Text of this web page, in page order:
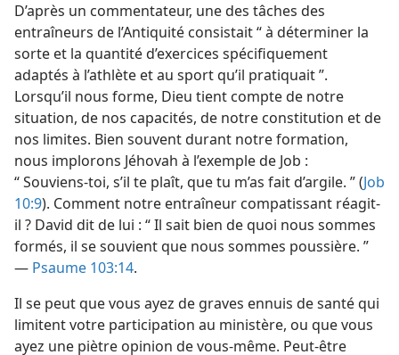
D’après un commentateur, une des tâches des
entraîneurs de l’Antiquité consistait “ à déterminer la
sorte et la quantité d’exercices spécifiquement
adaptés à l’athlète et au sport qu’il pratiquait ”.
Lorsqu’il nous forme, Dieu tient compte de notre
situation, de nos capacités, de notre constitution et de
nos limites. Bien souvent durant notre formation,
nous implorons Jéhovah à l’exemple de Job :
“ Souviens-toi, s’il te plaît, que tu m’as fait d’argile. ” (Job
10:9). Comment notre entraîneur compatissant réagit-
il ? David dit de lui : “ Il sait bien de quoi nous sommes
formés, il se souvient que nous sommes poussière. ”
— Psaume 103:14.
Il se peut que vous ayez de graves ennuis de santé qui
limitent votre participation au ministère, ou que vous
ayez une piètre opinion de vous-même. Peut-être